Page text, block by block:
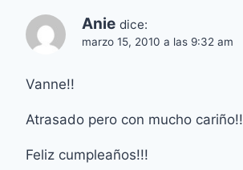
Anie dice:
marzo 15, 2010 a las 9:32 am
Vanne!!
Atrasado pero con mucho cariño!!
Feliz cumpleaños!!!